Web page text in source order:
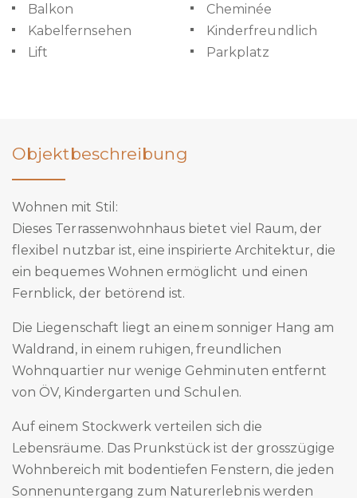
Balkon
Cheminée
Kabelfernsehen
Kinderfreundlich
Lift
Parkplatz
Objektbeschreibung
Wohnen mit Stil:
Dieses Terrassenwohnhaus bietet viel Raum, der
flexibel nutzbar ist, eine inspirierte Architektur, die
ein bequemes Wohnen ermöglicht und einen
Fernblick, der betörend ist.
Die Liegenschaft liegt an einem sonniger Hang am
Waldrand, in einem ruhigen, freundlichen
Wohnquartier nur wenige Gehminuten entfernt
von ÖV, Kindergarten und Schulen.
Auf einem Stockwerk verteilen sich die
Lebensräume. Das Prunkstück ist der grosszügige
Wohnbereich mit bodentiefen Fenstern, die jeden
Sonnenuntergang zum Naturerlebnis werden